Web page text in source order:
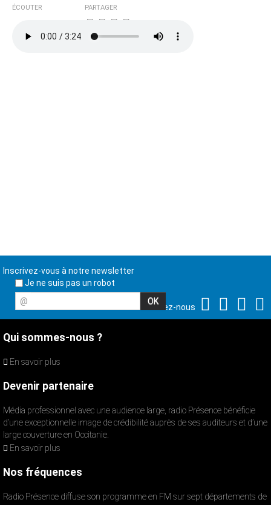
ÉCOUTER PARTAGER
Inscrivez-vous à notre newsletter
Je ne suis pas un robot
@
Suivez-nous
Qui sommes-nous ?
En savoir plus
Devenir partenaire
Média professionnel avec une audience large, radio Présence bénéficie
d’une exceptionnelle image de crédibilité auprès de ses auditeurs et d’une
large couverture en Occitanie.
En savoir plus
Nos fréquences
Radio Présence diffuse son programme en FM sur sept départements de